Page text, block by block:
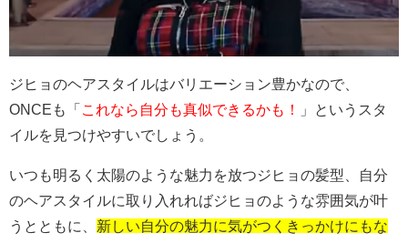
ジヒョのヘアスタイルはバリエーション豊かなので、
ONCEも「
これなら自分も真似できるかも！
」というスタ
イルを見つけやすいでしょう。
いつも明るく太陽のような魅力を放つジヒョの髪型、自分
のヘアスタイルに取り入れればジヒョのような雰囲気が叶
うとともに、 新しい自分の魅力に気がつくきっかけにもな